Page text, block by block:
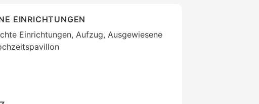
EINRICHTUNGEN
Einrichtungen, Aufzug, Ausgewiesene